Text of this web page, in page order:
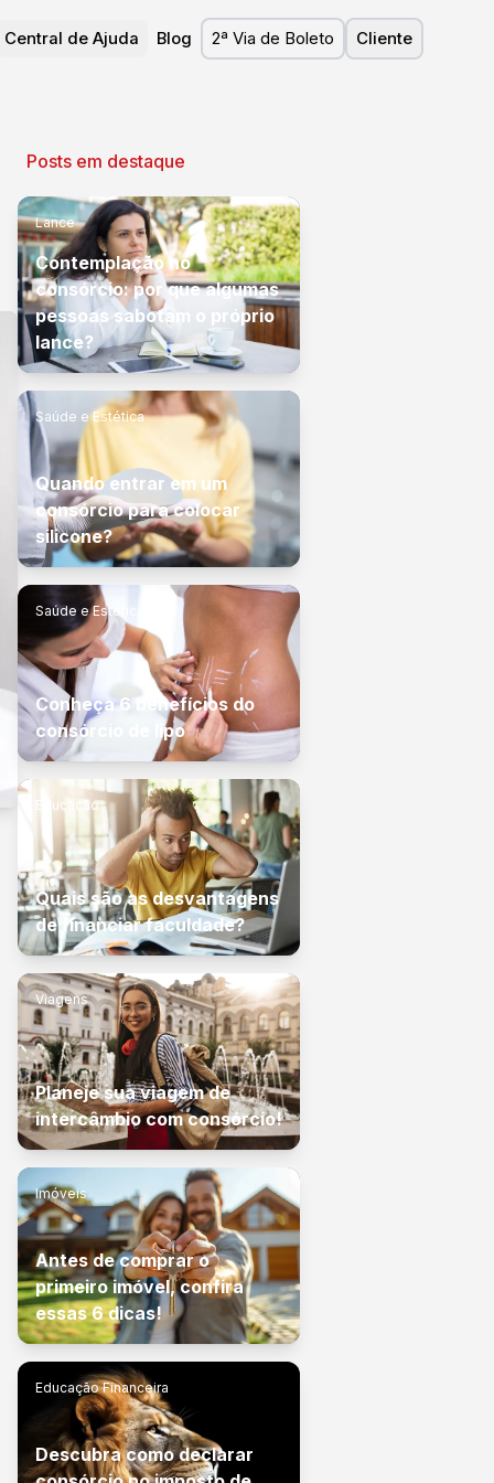
Central de Ajuda Blog 2ª Via de Boleto Cliente
Posts em destaque
Lance
Contemplação no
consórcio: por que algumas
pessoas sabotam o próprio
lance?
Saúde e Estética
Quando entrar em um
consórcio para colocar
silicone?
Saúde e Estética
Conheça 6 benefícios do
consórcio de lipo
Educação
Quais são as desvantagens
de financiar faculdade?
Viagens
Planeje sua viagem de
intercâmbio com consórcio!
Imóveis
Antes de comprar o
primeiro imóvel, confira
essas 6 dicas!
Educação Financeira
Descubra como declarar